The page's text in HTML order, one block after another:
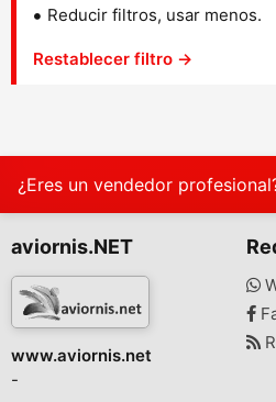
Reducir filtros, usar menos.
Restablecer filtro →
¿Eres un vendedor
aviornis.NET
www.aviornis.net
-